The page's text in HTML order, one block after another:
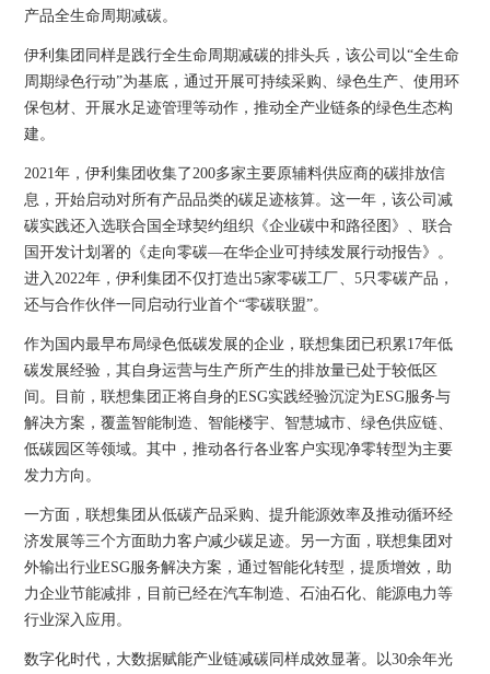
产品全生命周期减碳。
伊利集团同样是践行全生命周期减碳的排头兵，该公司以“全生命
周期绿色行动”为基底，通过开展可持续采购、绿色生产、使用环
保包材、开展水足迹管理等动作，推动全产业链条的绿色生态构
建。
2021年，伊利集团收集了200多家主要原辅料供应商的碳排放信
息，开始启动对所有产品品类的碳足迹核算。这一年，该公司减
碳实践还入选联合国全球契约组织《企业碳中和路径图》、联合
国开发计划署的《走向零碳—在华企业可持续发展行动报告》。
进入2022年，伊利集团不仅打造出5家零碳工厂 、5只零碳产品，
还与合作伙伴一同启动行业首个“零碳联盟”。
作为国内最早布局绿色低碳发展的企业，联想集团已积累17年低
碳发展经验，其自身运营与生产所产生的排放量已处于较低区
间。目前，联想集团正将自身的ESG实践经验沉淀为ESG服务与
解决方案，覆盖智能制造、智能楼宇、智慧城市、绿色供应链、
低碳园区等领域。其中，推动各行各业客户实现净零转型为主要
发力方向。
一方面，联想集团从低碳产品采购、提升能源效率及推动循环经
济发展等三个方面助力客户减少碳足迹。另一方面，联想集团对
外输出行业ESG服务解决方案，通过智能化转型，提质增效，助
力企业节能减排，目前已经在汽车制造、石油石化、能源电力等
行业深入应用。
数字化时代，大数据赋能产业链减碳同样成效显著。以30余年光